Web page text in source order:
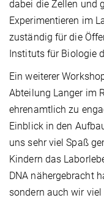
dabei die Zellen und
Experimentieren im
zuständig für die
Instituts für Biologie
Ein weiterer
Abteilung Langer im
ehrenamtlich zu
Einblick in den
uns sehr viel Spaß
Kindern das
DNA nähergebracht
sondern auch wir viel